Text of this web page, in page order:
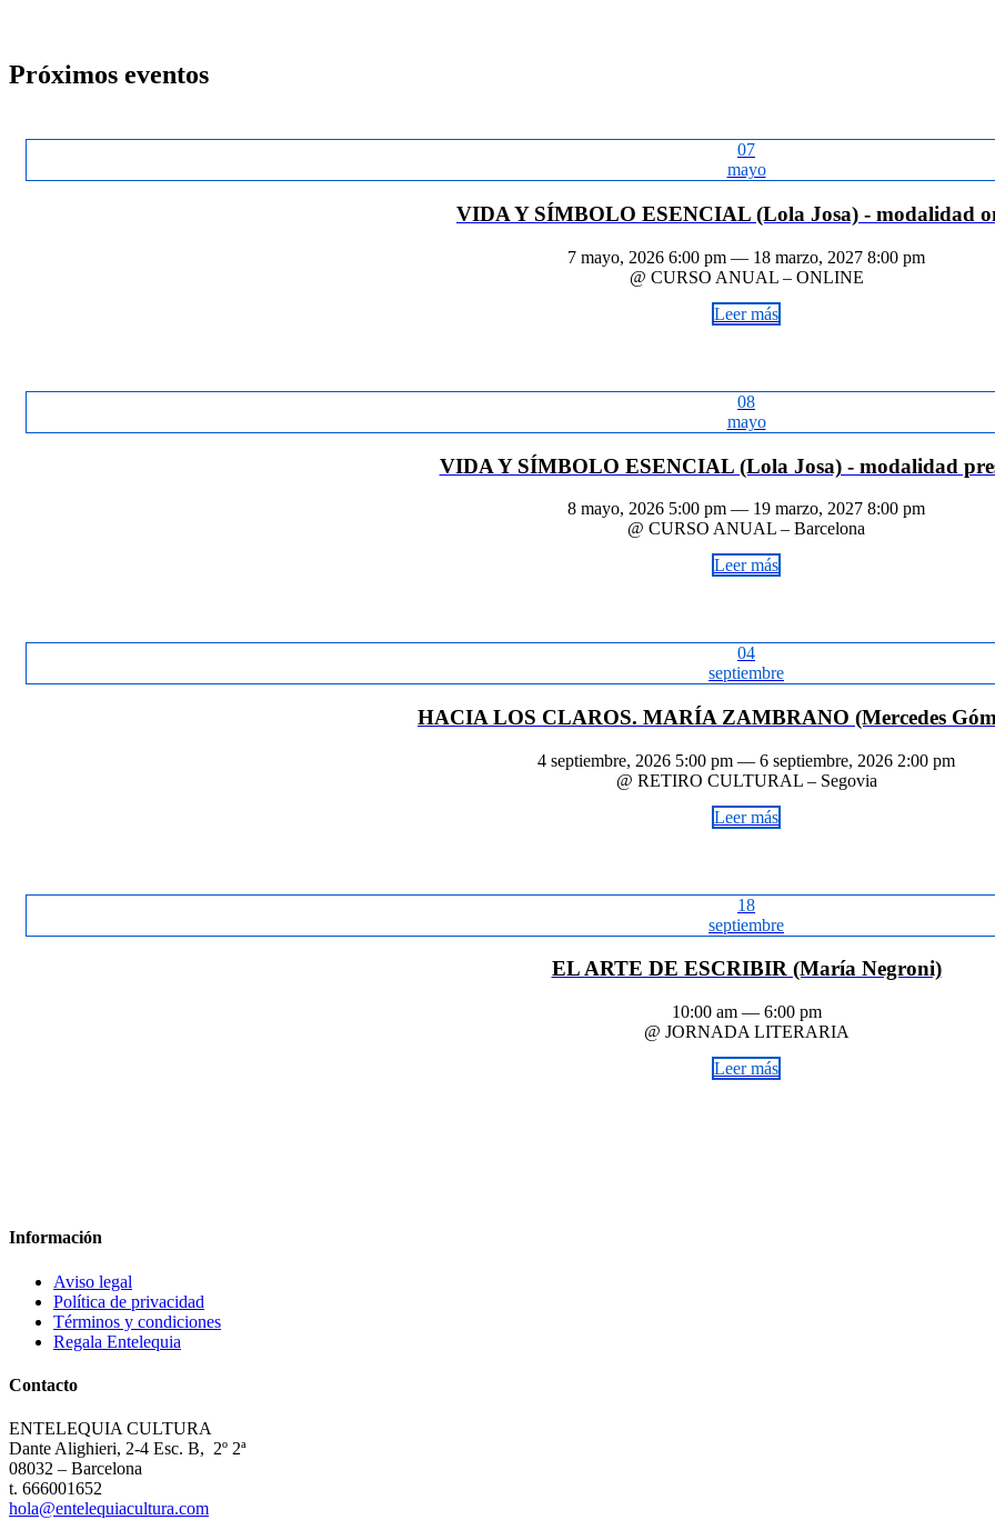
Próximos eventos
07
mayo
VIDA Y SÍMBOLO ESENCIAL (Lola Josa) - modalidad
7 mayo, 2026 6:00 pm — 18 marzo, 2027 8:00 pm
@ CURSO ANUAL – ONLINE
Leer más
08
mayo
VIDA Y SÍMBOLO ESENCIAL (Lola Josa) - modalidad
8 mayo, 2026 5:00 pm — 19 marzo, 2027 8:00 pm
@ CURSO ANUAL – Barcelona
Leer más
04
septiembre
HACIA LOS CLAROS. MARÍA ZAMBRANO (Mercedes
4 septiembre, 2026 5:00 pm — 6 septiembre, 2026 2:00 pm
@ RETIRO CULTURAL – Segovia
Leer más
18
septiembre
EL ARTE DE ESCRIBIR (María Negroni)
10:00 am — 6:00 pm
@ JORNADA LITERARIA
Leer más
Información
Aviso legal
Política de privacidad
Términos y condiciones
Regala Entelequia
Contacto
ENTELEQUIA CULTURA
Dante Alighieri, 2-4 Esc. B, 2º 2ª
08032 – Barcelona
t. 666001652
hola@entelequiacultura.com